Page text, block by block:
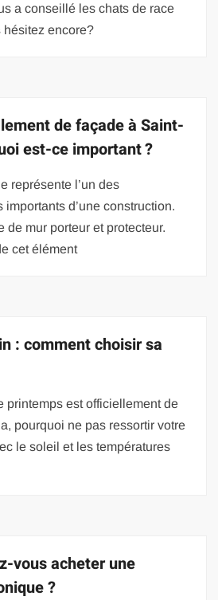
a conseillé les chats de race
hésitez encore?
de façade à Saint-
est-ce important ?
représente l’un des
d’une construction.
de mur porteur et protecteur.
cet élément
: comment choisir sa
printemps est officiellement de
pourquoi ne pas ressortir votre
le soleil et les températures
vous acheter une
?